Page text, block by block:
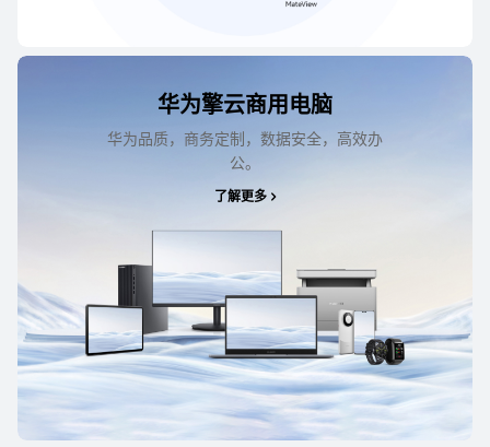
华为擎云商用电脑
华为品质，商务定制，数据安全，高效办
公。
了解更多